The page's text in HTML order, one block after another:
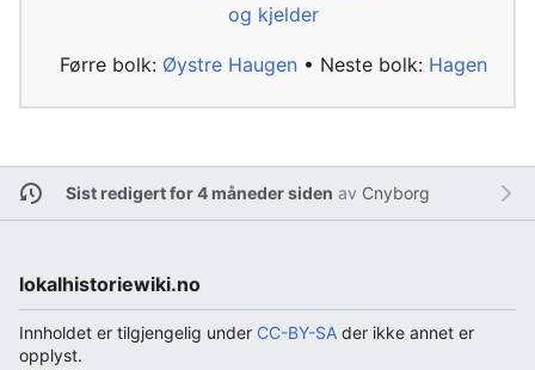
og kjelder
Førre bolk: Øystre Haugen • Neste bolk: Hagen
Sist redigert for 4 måneder siden av Cnyborg
lokalhistoriewiki.no
Innholdet er tilgjengelig under CC-BY-SA der ikke annet er
opplyst.